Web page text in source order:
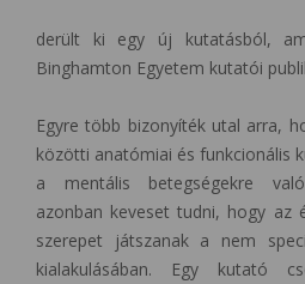
derült ki egy új kutatásból,
Binghamton Egyetem kutatói
Egyre több bizonyíték utal arra,
közötti anatómiai és funkcionális
a mentális betegségekre
azonban keveset tudni, hogy az
szerepet játszanak a nem
kialakulásában. Egy kutató